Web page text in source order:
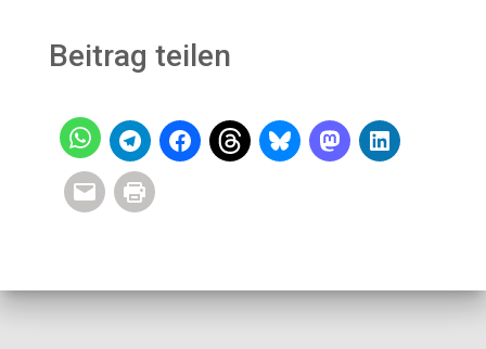
Beitrag teilen